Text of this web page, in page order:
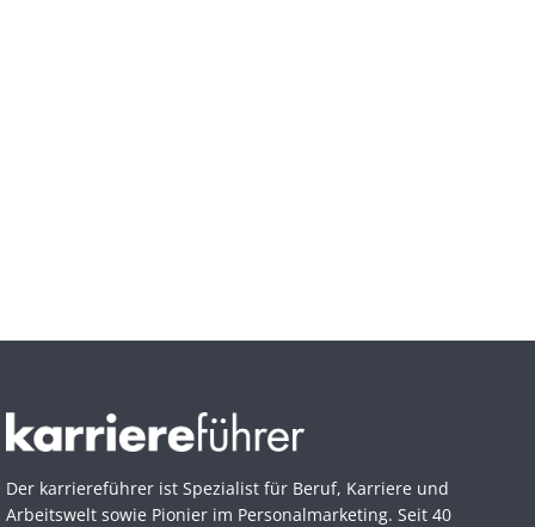
Der karriereführer ist Spezialist für Beruf, Karriere und
Arbeitswelt sowie Pionier im Personal­marketing. Seit 40